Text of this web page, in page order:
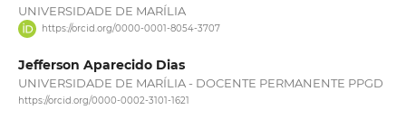
UNIVERSIDADE DE MARÍLIA
https://orcid.org/0000-0001-8054-3707
Jefferson Aparecido Dias
UNIVERSIDADE DE MARÍLIA - DOCENTE PERMANENTE PPGD
https://orcid.org/0000-0002-3101-1621